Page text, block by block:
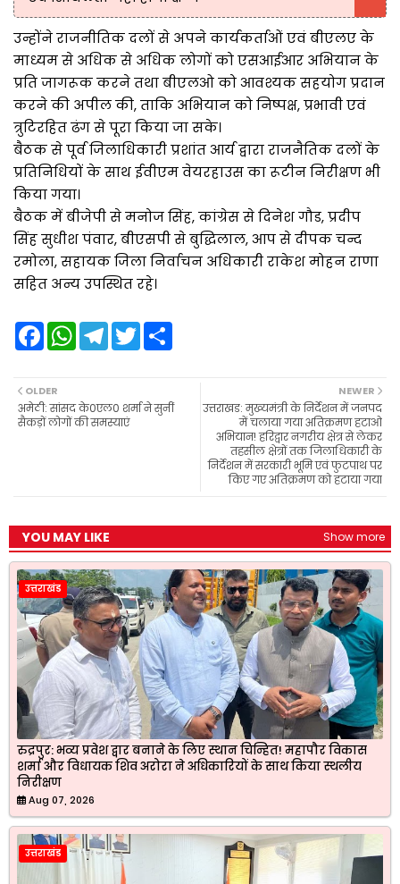
उन्होंने राजनीतिक दलों से अपने कार्यकर्ताओं एवं बीएलए के
माध्यम से अधिक से अधिक लोगों को एसआईआर अभियान के
प्रति जागरूक करने तथा बीएलओ को आवश्यक सहयोग प्रदान
करने की अपील की, ताकि अभियान को निष्पक्ष, प्रभावी एवं
त्रुटिरहित ढंग से पूरा किया जा सके।
बैठक से पूर्व जिलाधिकारी प्रशांत आर्य द्वारा राजनैतिक दलों के
प्रतिनिधियों के साथ ईवीएम वेयरहाउस का रूटीन निरीक्षण भी
किया गया।
बैठक में बीजेपी से मनोज सिंह, कांग्रेस से दिनेश गौड, प्रदीप
सिंह सुधीश पंवार, बीएसपी से बुद्धिलाल, आप से दीपक चन्द
रमोला, सहायक जिला निर्वाचन अधिकारी राकेश मोहन राणा
सहित अन्य उपस्थित रहे।
F
a
b
o
o
k
W
A
p
p
T
e
r
a
m
T
w
e
r
NEWER
उत्तराखड: मुख्यमंत्री के निर्देशन में जनपद
में चलाया गया अतिक्रमण हटाओ
अभियान! हरिद्वार नगरीय क्षेत्र से लेकर
तहसील क्षेत्रों तक जिलाधिकारी के
निर्देशन में सरकारी भूमि एवं फुटपाथ पर
किए गए अतिक्रमण को हटाया गया
OLDER
अमेठी: सांसद के0एल0 शर्मा ने सुनीं
सैकड़ों लोगों की समस्याएं
YOU MAY LIKE Show more
उत्तराखंड
रुद्रपुर: भव्य प्रवेश द्वार बनाने के लिए स्थान चिन्हित! महापौर विकास
शर्मा और विधायक शिव अरोरा ने अधिकारियों के साथ किया स्थलीय
निरीक्षण
Aug 07, 2026
उत्तराखंड